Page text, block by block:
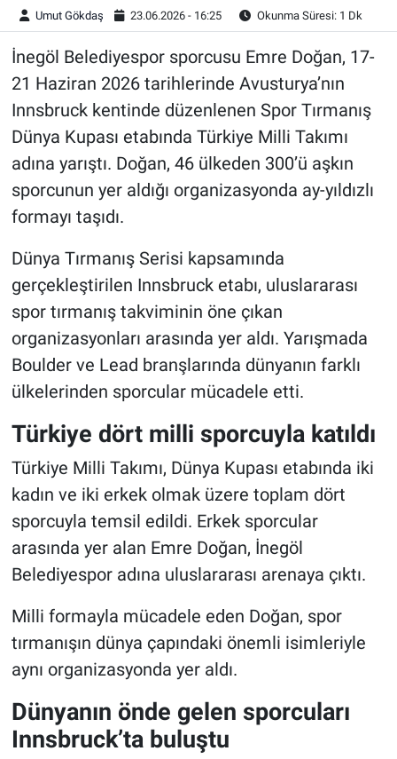
Umut Gökdaş 23.06.2026 - 16:25 Okunma Süresi: 1 Dk
İnegöl Belediyespor sporcusu Emre Doğan, 17-
21 Haziran 2026 tarihlerinde Avusturya’nın
Innsbruck kentinde düzenlenen Spor Tırmanış
Dünya Kupası etabında Türkiye Milli Takımı
adına yarıştı. Doğan, 46 ülkeden 300’ü aşkın
sporcunun yer aldığı organizasyonda ay-yıldızlı
formayı taşıdı.
Dünya Tırmanış Serisi kapsamında
gerçekleştirilen Innsbruck etabı, uluslararası
spor tırmanış takviminin öne çıkan
organizasyonları arasında yer aldı. Yarışmada
Boulder ve Lead branşlarında dünyanın farklı
ülkelerinden sporcular mücadele etti.
Türkiye dört milli sporcuyla katıldı
Türkiye Milli Takımı, Dünya Kupası etabında iki
kadın ve iki erkek olmak üzere toplam dört
sporcuyla temsil edildi. Erkek sporcular
arasında yer alan Emre Doğan, İnegöl
Belediyespor adına uluslararası arenaya çıktı.
Milli formayla mücadele eden Doğan, spor
tırmanışın dünya çapındaki önemli isimleriyle
aynı organizasyonda yer aldı.
Dünyanın önde gelen sporcuları
Innsbruck’ta buluştu